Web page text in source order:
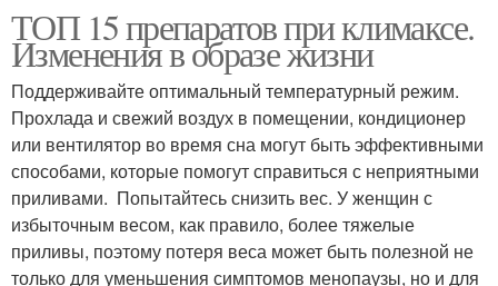
ТОП 15 препаратов при климаксе.
Изменения в образе жизни
Поддерживайте оптимальный температурный режим.
Прохлада и свежий воздух в помещении, кондиционер
или вентилятор во время сна могут быть эффективными
способами, которые помогут справиться с неприятными
приливами. Попытайтесь снизить вес. У женщин с
избыточным весом, как правило, более тяжелые
приливы, поэтому потеря веса может быть полезной не
только для уменьшения симптомов менопаузы, но и для